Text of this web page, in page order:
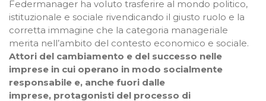
Federmanager ha voluto trasferire al mondo politico,
istituzionale e sociale rivendicando il giusto ruolo e la
corretta immagine che la categoria manageriale
merita nell’ambito del contesto economico e sociale.
Attori del cambiamento e del successo nelle
imprese in cui operano in modo socialmente
responsabile e, anche fuori dalle
imprese, protagonisti del processo di